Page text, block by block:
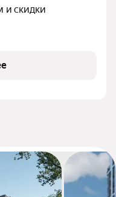
скидки